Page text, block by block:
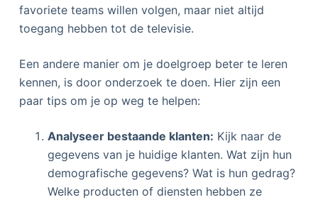
favoriete teams willen volgen, maar niet altijd
toegang hebben tot de televisie.
Een andere manier om je doelgroep beter te leren
kennen, is door onderzoek te doen. Hier zijn een
paar tips om je op weg te helpen:
Analyseer bestaande klanten: Kijk naar de
gegevens van je huidige klanten. Wat zijn hun
demografische gegevens? Wat is hun gedrag?
Welke producten of diensten hebben ze